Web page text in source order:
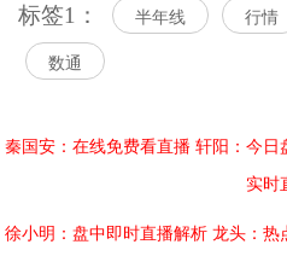
标签1： 半年线 行情
数通
秦国安：在线免费看直播 轩阳：今日
实时
徐小明：盘中即时直播解析 龙头：热